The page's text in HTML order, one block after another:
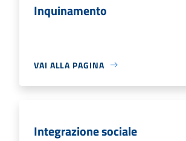
Inquinamento
VAI ALLA PAGINA
Integrazione sociale